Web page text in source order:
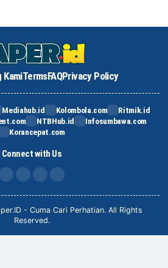
KamiTermsFAQPrivacy Policy
Mediahub.id Kolombola.com
Ritmik.id
NTBHub.id
Infosumbawa.com
Korancepat.com
Connect with Us
FB IG TikTok
- Cuma Cari Perhatian. All Rights
Reserved.